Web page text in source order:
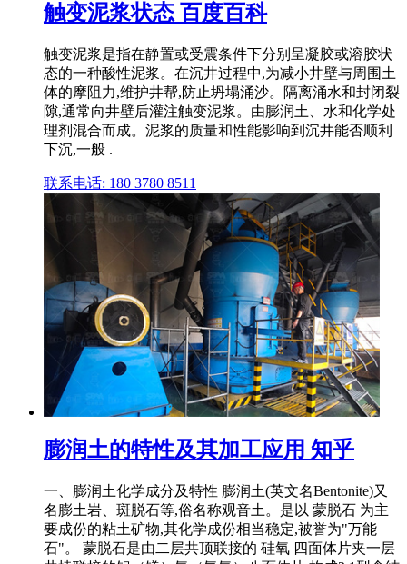
触变泥浆状态 百度百科
触变泥浆是指在静置或受震条件下分别呈凝胶或溶胶状
态的一种酸性泥浆。在沉井过程中,为减小井壁与周围土
体的摩阻力,维护井帮,防止坍塌涌沙。隔离涌水和封闭裂
隙,通常向井壁后灌注触变泥浆。由膨润土、水和化学处
理剂混合而成。泥浆的质量和性能影响到沉井能否顺利
下沉,一般 .
联系电话: 180 3780 8511
膨润土的特性及其加工应用 知乎
一、膨润土化学成分及特性 膨润土(英文名Bentonite)又
名膨土岩、斑脱石等,俗名称观音土。是以 蒙脱石 为主
要成份的粘土矿物,其化学成份相当稳定,被誉为"万能
石"。 蒙脱石是由二层共顶联接的 硅氧 四面体片夹一层